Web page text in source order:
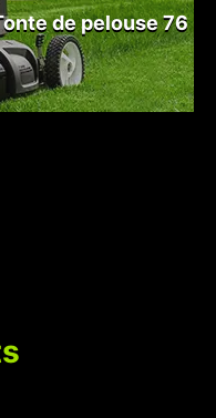
de pelouse 76